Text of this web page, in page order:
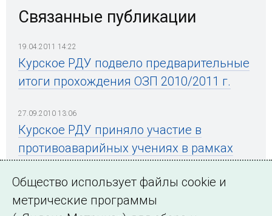
Связанные публикации
19.04.2011 14:22
Курское РДУ подвело предварительные
итоги прохождения ОЗП 2010/2011 г.
27.09.2010 13:06
Курское РДУ приняло участие в
противоаварийных учениях в рамках
предстоящего осенне-зимнего периода
Общество использует файлы cookie и
метрические программы